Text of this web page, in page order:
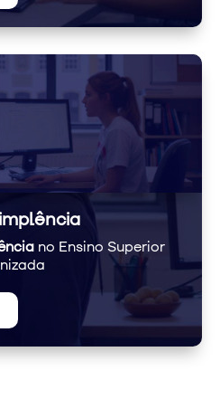
no Ensino Superior